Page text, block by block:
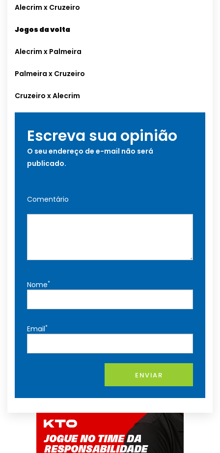
Alecrim x Cruzeiro
Jogos da volta
Alecrim x Palmeira
Palmeira x Cruzeiro
Cruzeiro x Alecrim
Escreva sua opinião
O seu endereço de e-mail não será
publicado.
Comentário
Nome*
Email*
ENVIAR